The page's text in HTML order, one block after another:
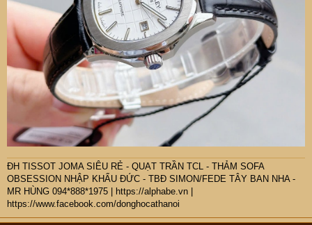
ĐH TISSOT JOMA SIÊU RẺ - QUẠT TRẦN TCL - THẢM SOFA
OBSESSION NHẬP KHẨU ĐỨC - TBĐ SIMON/FEDE TÂY BAN NHA -
MR HÙNG 094*888*1975 | https://alphabe.vn |
https://www.facebook.com/donghocathanoi